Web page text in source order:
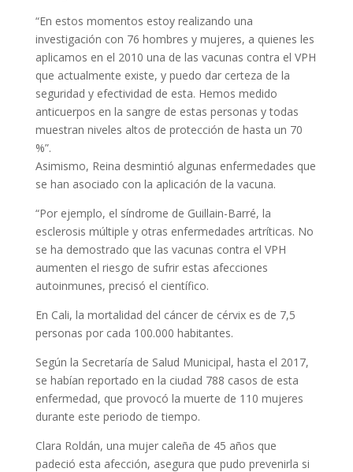
“En estos momentos estoy realizando una
investigación con 76 hombres y mujeres, a quienes les
aplicamos en el 2010 una de las vacunas contra el VPH
que actualmente existe, y puedo dar certeza de la
seguridad y efectividad de esta. Hemos medido
anticuerpos en la sangre de estas personas y todas
muestran niveles altos de protección de hasta un 70
%”.
Asimismo, Reina desmintió algunas enfermedades que
se han asociado con la aplicación de la vacuna.
“Por ejemplo, el síndrome de Guillain-Barré, la
esclerosis múltiple y otras enfermedades artríticas. No
se ha demostrado que las vacunas contra el VPH
aumenten el riesgo de sufrir estas afecciones
autoinmunes, precisó el científico.
En Cali, la mortalidad del cáncer de cérvix es de 7,5
personas por cada 100.000 habitantes.
Según la Secretaría de Salud Municipal, hasta el 2017,
se habían reportado en la ciudad 788 casos de esta
enfermedad, que provocó la muerte de 110 mujeres
durante este periodo de tiempo.
Clara Roldán, una mujer caleña de 45 años que
padeció esta afección, asegura que pudo prevenirla si